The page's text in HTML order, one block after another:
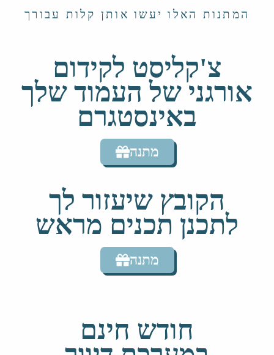
המתנות האלו יעשו אותן קלות עבורך
חודש חינם
הקובץ שיעזור לך
לתכנן תכנים מראש
מתנה
צ'קליסט לקידום
אורגני של העמוד שלך
באינסטגרם
מתנה